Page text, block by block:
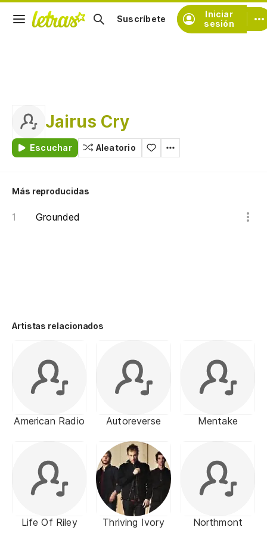
Iniciar
sesión
Suscríbete
Jairus Cry
Escuchar Aleatorio
Más reproducidas
Grounded
Artistas relacionados
American Radio Autoreverse Mentake
Life Of Riley Thriving Ivory Northmont